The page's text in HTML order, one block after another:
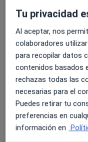
miembros,
herramientas que
sistema necesite
que puedan surgir
Si estás buscando
emocional, este es
conocerte.
ver másSobre mí
Tu privacidad
Al aceptar, nos
colaboradores
para recopilar datos
contenidos basados
rechazas todas las
necesarias para el
Puedes retirar tu
preferencias en
información en